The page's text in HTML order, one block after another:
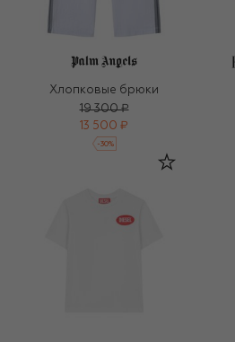
Хлопковые брюки
19 300 ₽
13 500 ₽
-30%